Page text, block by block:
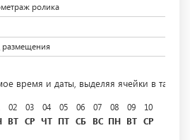
ролика
время и даты, выделяя ячейки в
02
ВТ
03
СР
04
ЧТ
05
ПТ
06
СБ
07
ВС
08
ПН
09
ВТ
10
СР